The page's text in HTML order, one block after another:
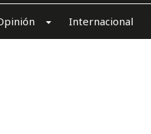
Internacional